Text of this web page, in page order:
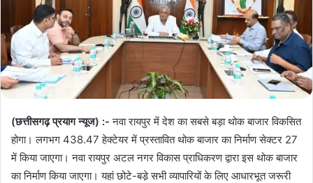
(छत्तीसगढ़ प्रयाग न्यूज) :- नवा रायपुर में देश का सबसे बड़ा थोक बाजार विकसित
होगा। लगभग 438.47 हेक्टेयर में प्रस्तावित थोक बाजार का निर्माण सेक्टर 27
में किया जाएगा। नवा रायपुर अटल नगर विकास प्राधिकरण द्वारा इस थोक बाजार
का निर्माण किया जाएगा। यहां छोटे-बडे़ सभी व्यापारियों के लिए आधारभूत जरूरी